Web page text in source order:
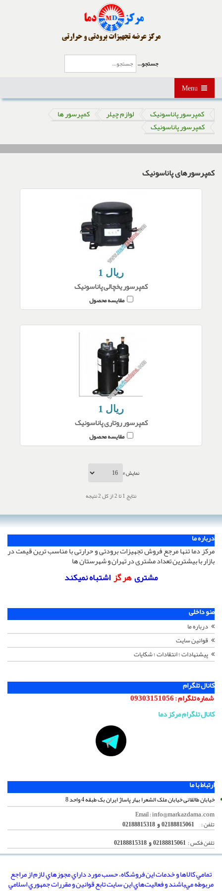
جستجو...
کمپرسور پاناسونیک لوازم چیلر
کمپرسور ها
کمپرسور پاناسونیک
کمپرسورهای پاناسونیک
1 ریال
کمپرسور یخچالی پاناسونیک
مقایسه محصول
1 ریال
کمپرسور روتاری پاناسونیک
مقایسه محصول
نمایش #
نتایج 1 تا 2 از کل 2 نتیجه
درباره ما
مرکز دما تنها مرجع فروش تجهیزات برودتی و حرارتی با مناسب ترین قیمت در
بازار با بیشترین تعداد مشتری در تهران و شهرستان ها
مشتریهر گزاشتباه نمیکند
منو داخلی
درباره ما
قوانین سایت
پیشنهادات ؛ انتقادات ؛ شکایات
کانال تلگرام
شماره تلگرام :09303151056
کانال تلگرام مرکز دما
ارتباط با ما
خیابان طالقانی خیابان ملک الشعرا بهار پاساژ ایران بک طبقه 4 واحد 8
Email :info@markazdama.com
تلفن :
02188815061 و 02188815318
تلفن فکس : 02188815061 و 02188815318
تمامي كالاها و خدمات اين فروشگاه، حسب مورد داراي مجوزهاي لازم از مراجع
مربوطه مي‌باشند و فعاليت‌هاي اين سايت تابع قوانين و مقررات جمهوري اسلامي